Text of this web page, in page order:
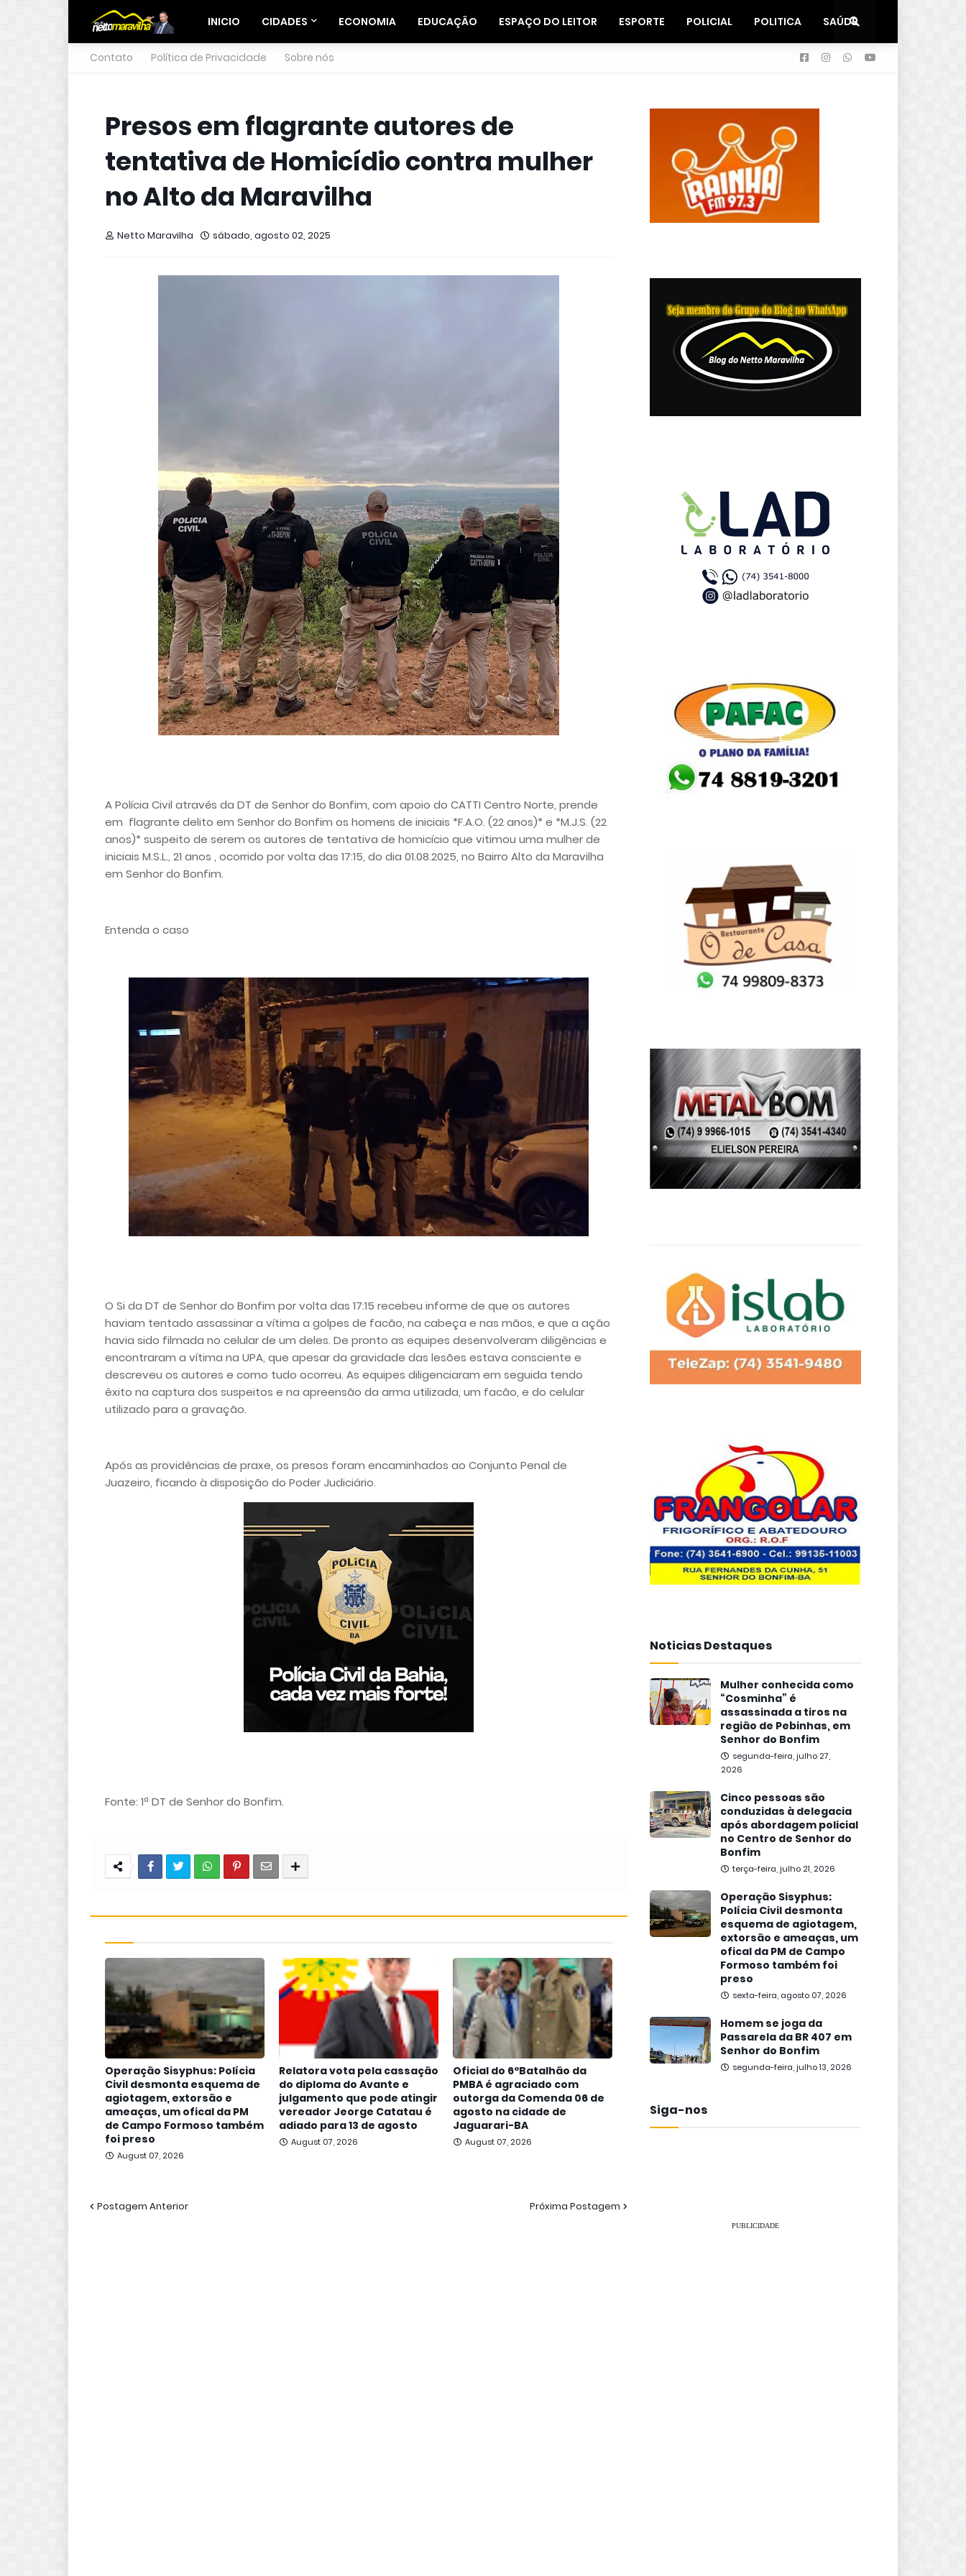
INICIO CIDADES ECONOMIA EDUCAÇÃO ESPAÇO DO LEITOR ESPORTE POLICIAL POLITICA SAÚDE
Contato Política de Privacidade Sobre nós
Presos em flagrante autores de
tentativa de Homicídio contra mulher
no Alto da Maravilha
Netto Maravilha sábado, agosto 02, 2025
A Polícia Civil através da DT de Senhor do Bonfim, com apoio do CATTI Centro Norte, prende
em flagrante delito em Senhor do Bonfim os homens de iniciais *F.A.O. (22 anos)* e *M.J.S. (22
anos)* suspeito de serem os autores de tentativa de homicício que vitimou uma mulher de
iniciais M.S.L., 21 anos , ocorrido por volta das 17:15, do dia 01.08.2025, no Bairro Alto da Maravilha
em Senhor do Bonfim.
Entenda o caso
O Si da DT de Senhor do Bonfim por volta das 17:15 recebeu informe de que os autores
haviam tentado assassinar a vítima a golpes de facão, na cabeça e nas mãos, e que a ação
havia sido filmada no celular de um deles. De pronto as equipes desenvolveram diligências e
encontraram a vítima na UPA, que apesar da gravidade das lesões estava consciente e
descreveu os autores e como tudo ocorreu. As equipes diligenciaram em seguida tendo
êxito na captura dos suspeitos e na apreensão da arma utilizada, um facão, e do celular
utilizado para a gravação.
Após as providências de praxe, os presos foram encaminhados ao Conjunto Penal de
Juazeiro, ficando à disposição do Poder Judiciário.
Fonte: 1ª DT de Senhor do Bonfim.
Operação Sisyphus: Polícia
Civil desmonta esquema de
agiotagem, extorsão e
ameaças, um ofical da PM
de Campo Formoso também
foi preso
August 07, 2026
Relatora vota pela cassação
do diploma do Avante e
julgamento que pode atingir
vereador Jeorge Catatau é
adiado para 13 de agosto
August 07, 2026
Oficial do 6ºBatalhão da
PMBA é agraciado com
outorga da Comenda 06 de
agosto na cidade de
Jaguarari-BA
August 07, 2026
Postagem Anterior Próxima Postagem
Noticias Destaques
Mulher conhecida como
“Cosminha” é
assassinada a tiros na
região de Pebinhas, em
Senhor do Bonfim
segunda-feira, julho 27,
2026
Cinco pessoas são
conduzidas à delegacia
após abordagem policial
no Centro de Senhor do
Bonfim
terça-feira, julho 21, 2026
Operação Sisyphus:
Polícia Civil desmonta
esquema de agiotagem,
extorsão e ameaças, um
ofical da PM de Campo
Formoso também foi
preso
sexta-feira, agosto 07, 2026
Homem se joga da
Passarela da BR 407 em
Senhor do Bonfim
segunda-feira, julho 13, 2026
Siga-nos
PUBLICIDADE